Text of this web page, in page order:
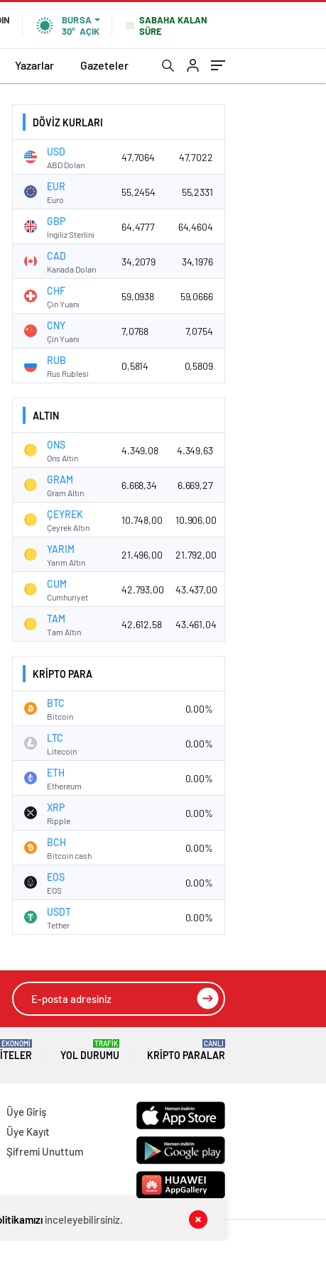
BURSA
30° AÇIK
SABAHA KALAN
SÜRE
Yazarlar Gazeteler
DÖVİZ KURLARI
USD
ABD Doları
47,7064 47,7022
EUR
Euro
55,2454 55,2331
GBP
İngiliz Sterlini
64,4777 64,4604
CAD
Kanada Doları
34,2079 34,1976
CHF
Çin Yuanı
59,0938 59,0666
CNY
Çin Yuanı
7,0768 7,0754
RUB
Rus Rublesi
0,5814 0,5809
ALTIN
ONS
Ons Altın
4.349,08 4.349,63
GRAM
Gram Altın
6.668,34 6.669,27
ÇEYREK
Çeyrek Altın
10.748,00 10.906,00
YARIM
Yarım Altın
21.496,00 21.792,00
CUM
Cumhuriyet
42.793,00 43.437,00
TAM
Tam Altın
42.612,58 43.461,04
KRİPTO PARA
BTC
Bitcoin
0.00%
LTC
Litecoin
0.00%
ETH
Ethereum
0.00%
XRP
Ripple
0.00%
BCH
Bitcoin cash
0.00%
EOS
EOS
0.00%
USDT
Tether
0.00%
EKONOMİ
YOL DURUMU
TRAFİK
KRIPTO PARALAR
CANLI
Üye Giriş
Üye Kayıt
Şifremi Unuttum
inceleyebilirsiniz.